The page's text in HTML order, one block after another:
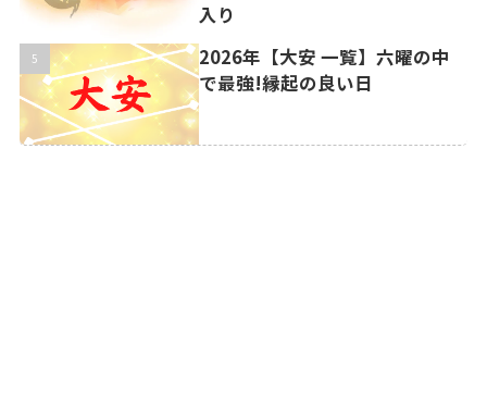
入り
2026年【大安 一覧】六曜の中
で最強!縁起の良い日